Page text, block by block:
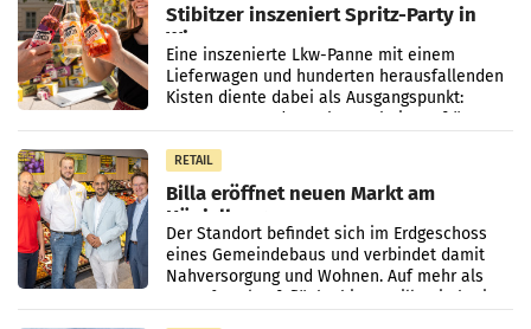
Stibitzer inszeniert Spritz-Party in
Wien
Eine inszenierte Lkw-Panne mit einem
Lieferwagen und hunderten herausfallenden
Kisten diente dabei als Ausgangspunkt:
Passanten wurden gebeten, beim Aufräumen
RETAIL
Billa eröffnet neuen Markt am
Küniglberg
Der Standort befindet sich im Erdgeschoss
eines Gemeindebaus und verbindet damit
Nahversorgung und Wohnen. Auf mehr als
330 m² Verkaufsfläche bietet Billa ein breites